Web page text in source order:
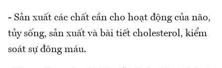
- Sản xuất các chất cần cho hoạt động của não,
tủy sống, sản xuất và bài tiết cholesterol, kiểm
soát sự đông máu.